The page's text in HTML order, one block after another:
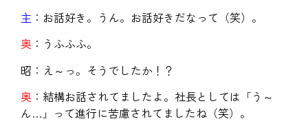
主 ：お話好き。うん。お話好きだなって（笑）。
奥 ：うふふふ。
昭：え～っ。そうでしたか！？
奥 ：結構お話されてましたよ。社長としては「う～
ん…」って進行に苦慮されてましたね（笑）。